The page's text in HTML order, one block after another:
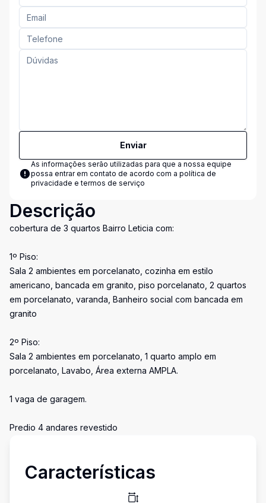
Enviar
As informações serão utilizadas para que a nossa equipe
possa entrar em contato de acordo com a política de
privacidade e termos de serviço
Descrição
cobertura de 3 quartos Bairro Leticia com:
1º Piso:
Sala 2 ambientes em porcelanato, cozinha em estilo
americano, bancada em granito, piso porcelanato, 2 quartos
em porcelanato, varanda, Banheiro social com bancada em
granito
2º Piso:
Sala 2 ambientes em porcelanato, 1 quarto amplo em
porcelanato, Lavabo, Área externa AMPLA.
1 vaga de garagem.
Predio 4 andares revestido
Características